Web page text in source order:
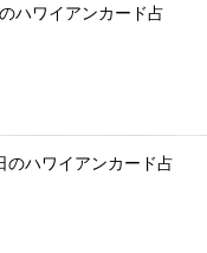
ハワイアンカード占
のハワイアンカード占